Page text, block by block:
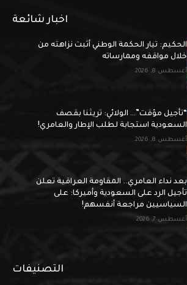
اخبار شائعة
الحكيم: تيار الحكمة الوطني أثبت نزاهته من
خلال مواقفه وممارساته
أغسطس 8, 2026
“تأجيل مؤقت”… الولائي: تريثنا بقصف
السعودية استجابة لطلب الإطار والعامري!
أغسطس 8, 2026
بعد نداء العامري.. المقاومة العراقية تعلن
تأجيل الرد على السعودية وأميركا: على
السياسيين مراجعة أنفسهم!
أغسطس 7, 2026
التصنيفات